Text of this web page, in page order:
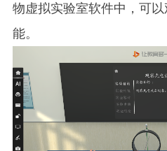
物虚拟实验室软件中，可
能。